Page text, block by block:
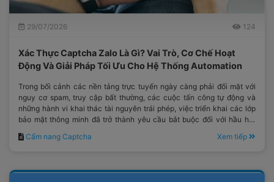
29/07/2026 124
Xác Thực Captcha Zalo Là Gì? Vai Trò, Cơ Chế Hoạt
Động Và Giải Pháp Tối Ưu Cho Hệ Thống Automation
Trong bối cảnh các nền tảng trực tuyến ngày càng phải đối mặt với
nguy cơ spam, truy cập bất thường, các cuộc tấn công tự động và
những hành vi khai thác tài nguyên trái phép, việc triển khai các lớp
bảo mật thông minh đã trở thành yêu cầu bắt buộc đối với hầu hết
Cẩm nang Captcha Xem tiếp